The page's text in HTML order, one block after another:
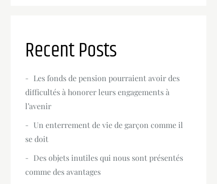
Recent Posts
Les fonds de pension pourraient avoir des
difficultés à honorer leurs engagements à
l’avenir
Un enterrement de vie de garçon comme il
se doit
Des objets inutiles qui nous sont présentés
comme des avantages